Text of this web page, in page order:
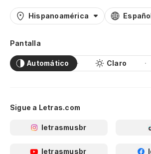
Hispanoamérica
Pantalla
Automático Claro
Sigue a Letras.com
letrasmusbr
letrasmusbr